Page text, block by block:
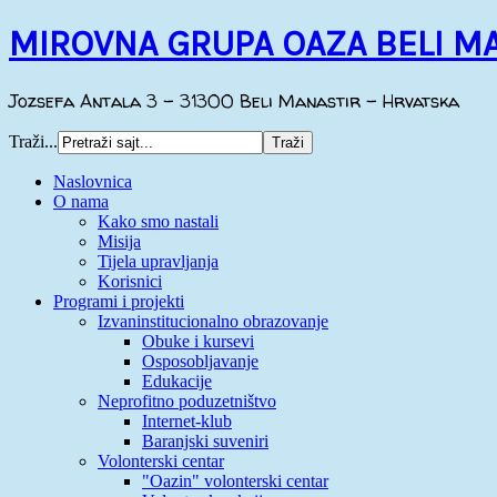
MIROVNA GRUPA OAZA BELI
Jozsefa Antala 3 - 31300 Beli Manastir - Hrvatska
Traži...
Naslovnica
O nama
Kako smo nastali
Misija
Tijela upravljanja
Korisnici
Programi i projekti
Izvaninstitucionalno obrazovanje
Obuke i kursevi
Osposobljavanje
Edukacije
Neprofitno poduzetništvo
Internet-klub
Baranjski suveniri
Volonterski centar
"Oazin" volonterski centar